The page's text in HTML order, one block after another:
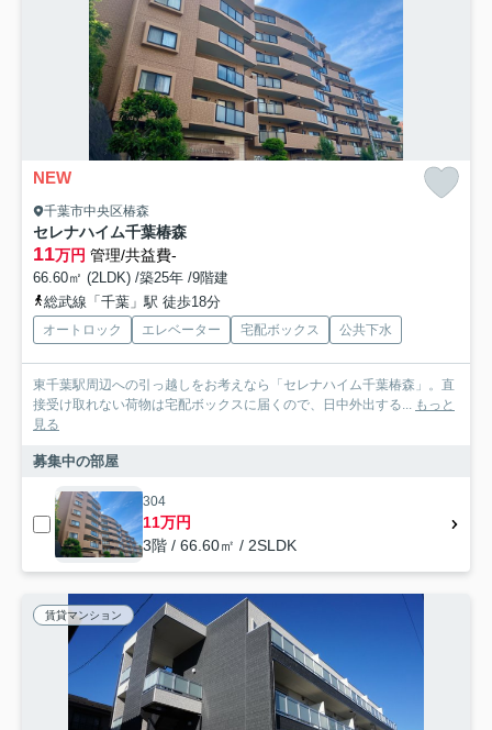
NEW
千葉市中央区椿森
セレナハイム千葉椿森
11万円 管理/共益費-
66.60㎡ (2LDK) /築25年 /9階建
総武線「千葉」駅 徒歩18分
オートロック エレベーター 宅配ボックス 公共下水
東千葉駅周辺への引っ越しをお考えなら「セレナハイム千葉椿森」。直
接受け取れない荷物は宅配ボックスに届くので、日中外出する... もっと
見る
募集中の部屋
304
11万円
3階 / 66.60㎡ / 2SLDK
賃貸マンション